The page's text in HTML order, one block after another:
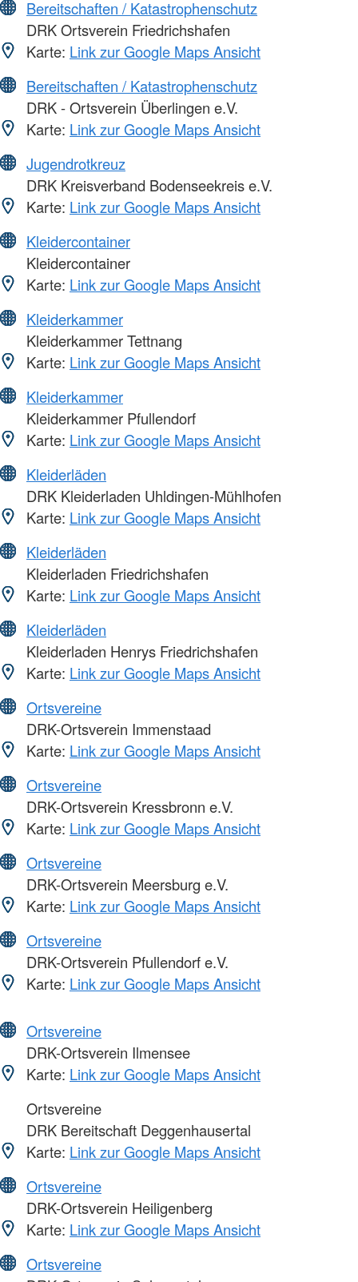
Bereitschaften / Katastrophenschutz
DRK Ortsverein Friedrichshafen
Karte: Link zur Google Maps Ansicht
Bereitschaften / Katastrophenschutz
DRK - Ortsverein Überlingen e.V.
Karte: Link zur Google Maps Ansicht
Jugendrotkreuz
DRK Kreisverband Bodenseekreis e.V.
Karte: Link zur Google Maps Ansicht
Kleidercontainer
Kleidercontainer
Karte: Link zur Google Maps Ansicht
Kleiderkammer
Kleiderkammer Tettnang
Karte: Link zur Google Maps Ansicht
Kleiderkammer
Kleiderkammer Pfullendorf
Karte: Link zur Google Maps Ansicht
Kleiderläden
DRK Kleiderladen Uhldingen-Mühlhofen
Karte: Link zur Google Maps Ansicht
Kleiderläden
Kleiderladen Friedrichshafen
Karte: Link zur Google Maps Ansicht
Kleiderläden
Kleiderladen Henrys Friedrichshafen
Karte: Link zur Google Maps Ansicht
Ortsvereine
DRK-Ortsverein Immenstaad
Karte: Link zur Google Maps Ansicht
Ortsvereine
DRK-Ortsverein Kressbronn e.V.
Karte: Link zur Google Maps Ansicht
Ortsvereine
DRK-Ortsverein Meersburg e.V.
Karte: Link zur Google Maps Ansicht
Ortsvereine
DRK-Ortsverein Pfullendorf e.V.
Karte: Link zur Google Maps Ansicht
Ortsvereine
DRK-Ortsverein Ilmensee
Karte: Link zur Google Maps Ansicht
Ortsvereine
DRK Bereitschaft Deggenhausertal
Karte: Link zur Google Maps Ansicht
Ortsvereine
DRK-Ortsverein Heiligenberg
Karte: Link zur Google Maps Ansicht
Ortsvereine